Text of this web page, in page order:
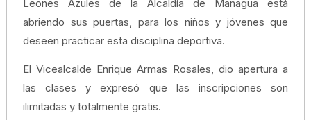
Leones Azules de la Alcaldía de Managua está
abriendo sus puertas, para los niños y jóvenes que
deseen practicar esta disciplina deportiva.
El Vicealcalde Enrique Armas Rosales, dio apertura a
las clases y expresó que las inscripciones son
ilimitadas y totalmente gratis.